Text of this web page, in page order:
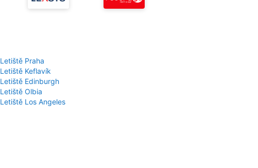
Letiště Praha
Letiště Keflavík
Letiště Edinburgh
Letiště Olbia
Letiště Los Angeles